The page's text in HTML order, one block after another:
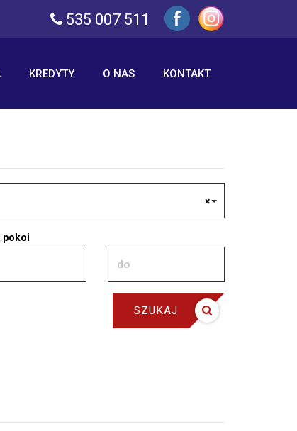
535 007 511
KREDYTY O NAS KONTAKT
×
pokoi
SZUKAJ